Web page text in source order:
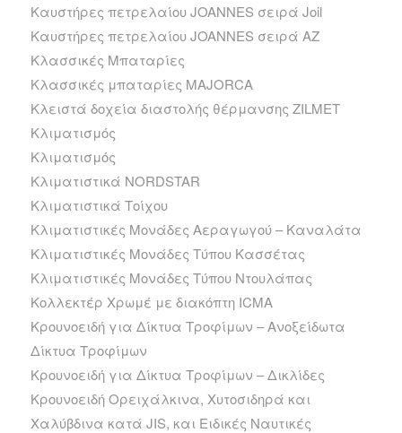
Καυστήρες πετρελαίου JOANNES σειρά Joil
Καυστήρες πετρελαίου JOANNES σειρά ΑΖ
Κλασσικές Μπαταρίες
Κλασσικές μπαταρίες MAJORCA
Κλειστά δοχεία διαστολής θέρμανσης ZILMET
Κλιματισμός
Κλιματισμός
Κλιματιστικά NORDSTAR
Κλιματιστικά Τοίχου
Κλιματιστικές Μονάδες Αεραγωγού – Καναλάτα
Κλιματιστικές Μονάδες Τύπου Κασσέτας
Κλιματιστικές Μονάδες Τύπου Ντουλάπας
Κολλεκτέρ Χρωμέ με διακόπτη ICMA
Κρουνοειδή για Δίκτυα Τροφίμων – Ανοξείδωτα
Δίκτυα Τροφίμων
Κρουνοειδή για Δίκτυα Τροφίμων – Δικλίδες
Κρουνοειδή Ορειχάλκινα, Χυτοσιδηρά και
Χαλύβδινα κατά JIS, και Ειδικές Ναυτικές